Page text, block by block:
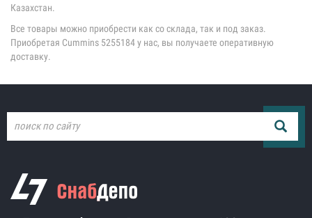
Казахстан.
Все товары можно приобрести как со склада, так и под заказ.
Приобретая Cummins 5255184 у нас, вы получаете оперативную
доставку.